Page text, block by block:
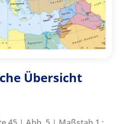
Übersicht